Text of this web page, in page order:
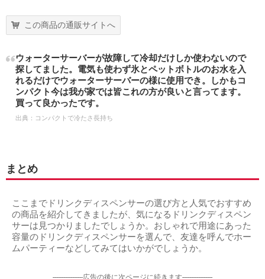
この商品の通販サイトへ
ウォーターサーバーが故障して冷却だけしか使わないので
探してました。電気も使わず氷とペットボトルのお水を入
れるだけでウォーターサーバーの様に使用でき。しかもコ
ンパクト今は我が家では皆これの方が良いと言ってます。
買って良かったです。
出典： コンパクトで冷たさ長持ち
まとめ
ここまでドリンクディスペンサーの選び方と人気でおすすめ
の商品を紹介してきましたが、気になるドリンクディスペン
サーは見つかりましたでしょうか。おしゃれで用途にあった
容量のドリンクディスペンサーを選んで、友達を呼んでホー
ムパーティーなどしてみてはいかがでしょうか。
-----------------広告の後に次ページに続きます-----------------